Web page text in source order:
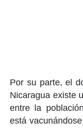
Por su parte, el
Nicaragua existe
entre la
está